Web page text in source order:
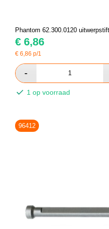
Phantom 62.300.0120
€ 6,86
€6,86 p/1
1 op voorraad
96412